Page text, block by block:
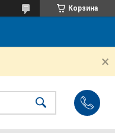
Корзина